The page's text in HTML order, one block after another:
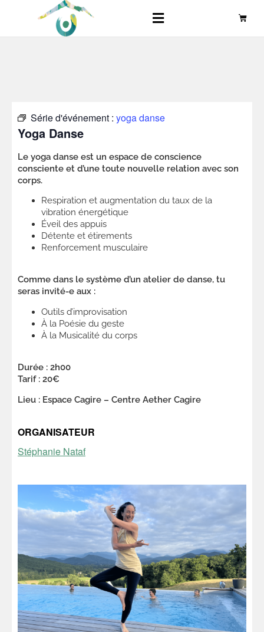
Série d'événement : yoga danse
Yoga Danse
Le yoga danse est un espace de conscience
consciente et d’une toute nouvelle relation avec son
corps.
Respiration et augmentation du taux de la
vibration énergétique
Éveil des appuis
Détente et étirements
Renforcement musculaire
Comme dans le système d’un atelier de danse, tu
seras invité-e aux :
Outils d’improvisation
À la Poésie du geste
À la Musicalité du corps
Durée : 2h00
Tarif : 20€
Lieu : Espace Cagire – Centre Aether Cagire
ORGANISATEUR
Stéphanie Nataf